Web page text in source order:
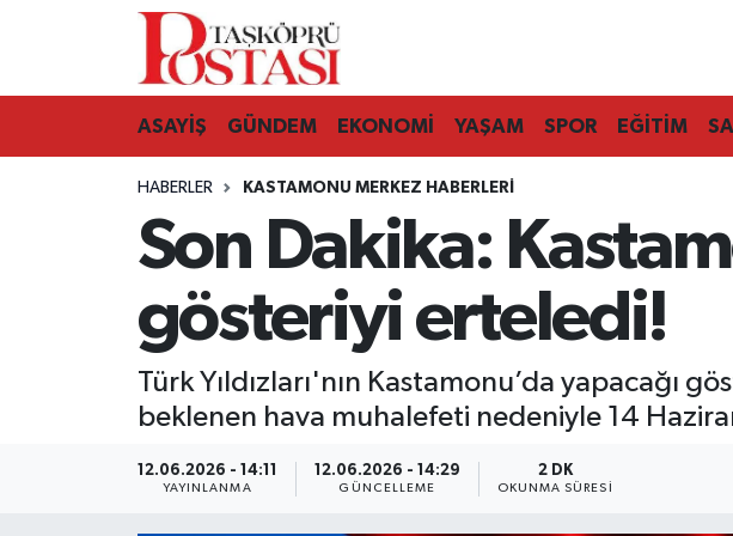
ASAYİŞ GÜNDEM EKONOMİ YAŞAM SPOR EĞİTİM
HABERLER KASTAMONU MERKEZ HABERLERI
Son Dakika:
gösteriyi erteledi!
Türk Yıldızları'nın Kastamonu’da yapacağı
beklenen hava muhalefeti nedeniyle 14
12.06.2026 - 14:11
YAYINLANMA
12.06.2026 - 14:29
GÜNCELLEME
2 DK
OKUNMA SÜRESI
Kastamonu Vefat Edenler
Araç Haberleri
Azdavay Haberleri
Bozkurt Haberleri